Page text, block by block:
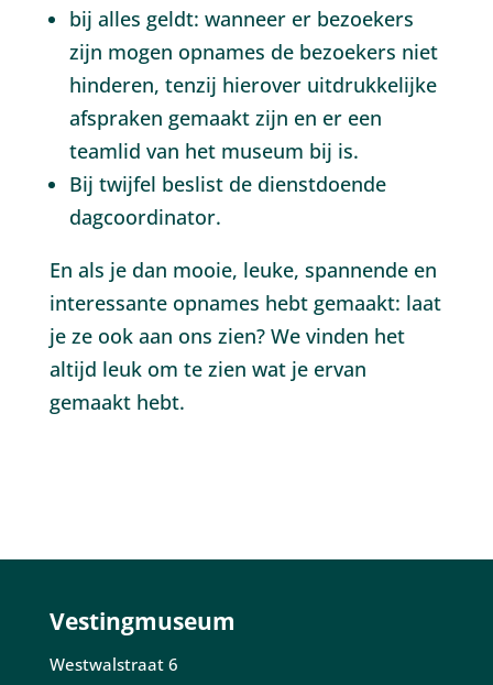
bij alles geldt: wanneer er bezoekers
zijn mogen opnames de bezoekers niet
hinderen, tenzij hierover uitdrukkelijke
afspraken gemaakt zijn en er een
teamlid van het museum bij is.
Bij twijfel beslist de dienstdoende
dagcoordinator.
En als je dan mooie, leuke, spannende en
interessante opnames hebt gemaakt: laat
je ze ook aan ons zien? We vinden het
altijd leuk om te zien wat je ervan
gemaakt hebt.
Vestingmuseum
Westwalstraat 6